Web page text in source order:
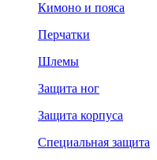
Кимоно и пояса
Перчатки
Шлемы
Защита ног
Защита корпуса
Специальная защита